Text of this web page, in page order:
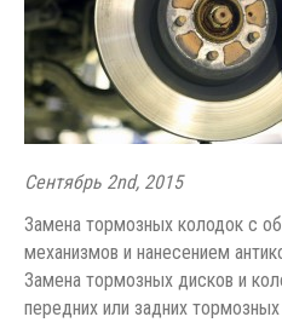
Сентябрь 2nd, 2015
Замена тормозных колодок с
механизмов и нанесением
Замена тормозных дисков и
передних или задних тормозных